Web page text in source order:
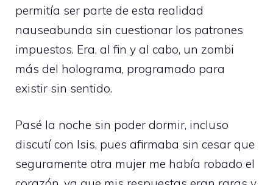
permitía ser parte de esta realidad
nauseabunda sin cuestionar los patrones
impuestos. Era, al fin y al cabo, un zombi
más del holograma, programado para
existir sin sentido.
Pasé la noche sin poder dormir, incluso
discutí con Isis, pues afirmaba sin cesar que
seguramente otra mujer me había robado el